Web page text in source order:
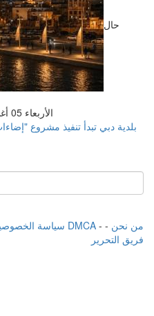
حال
الأربعاء 05 أغسطس 2026 04:36 مساءً
بلدية دبي تبدأ تنفيذ مشروع
سياسة حقوق الملكية الفكرية DMCA - من نحن -
فريق التحرير